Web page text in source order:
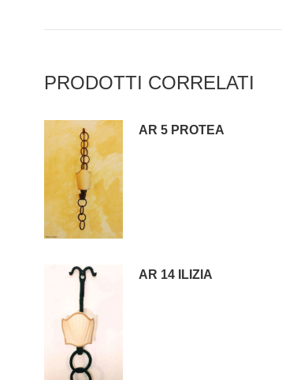
PRODOTTI CORRELATI
AR 5 PROTEA
AR 14 ILIZIA